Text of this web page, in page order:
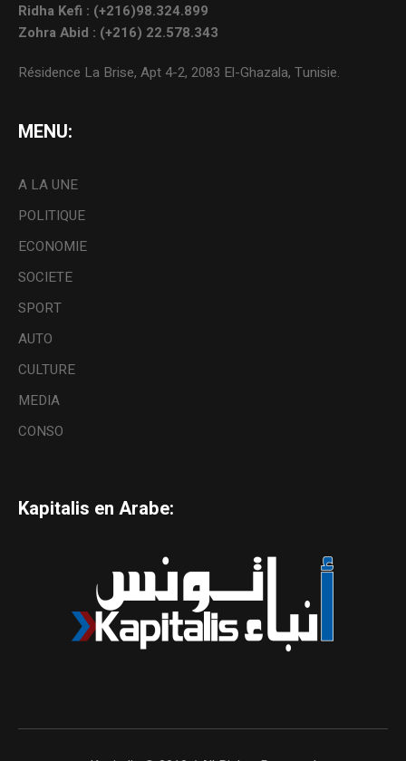
Ridha Kefi : (+216)98.324.899
Zohra Abid : (+216) 22.578.343
Résidence La Brise, Apt 4-2, 2083 El-Ghazala, Tunisie.
MENU:
A LA UNE
POLITIQUE
ECONOMIE
SOCIETE
SPORT
AUTO
CULTURE
MEDIA
CONSO
Kapitalis en Arabe: